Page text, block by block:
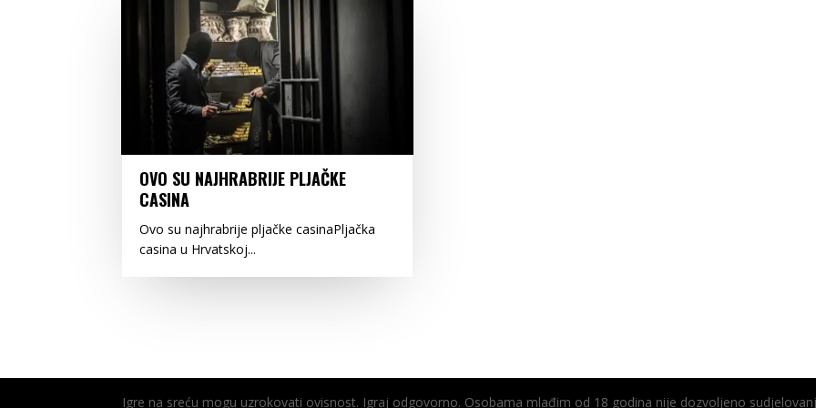
OVO SU NAJHRABRIJE PLJAČKE
CASINA
Ovo su najhrabrije pljačke casinaPljačka
casina u Hrvatskoj...
Igre na sreću mogu uzrokovati ovisnost. Igraj odgovorno. Osobama mlađim od 18 godina nije dozvoljeno